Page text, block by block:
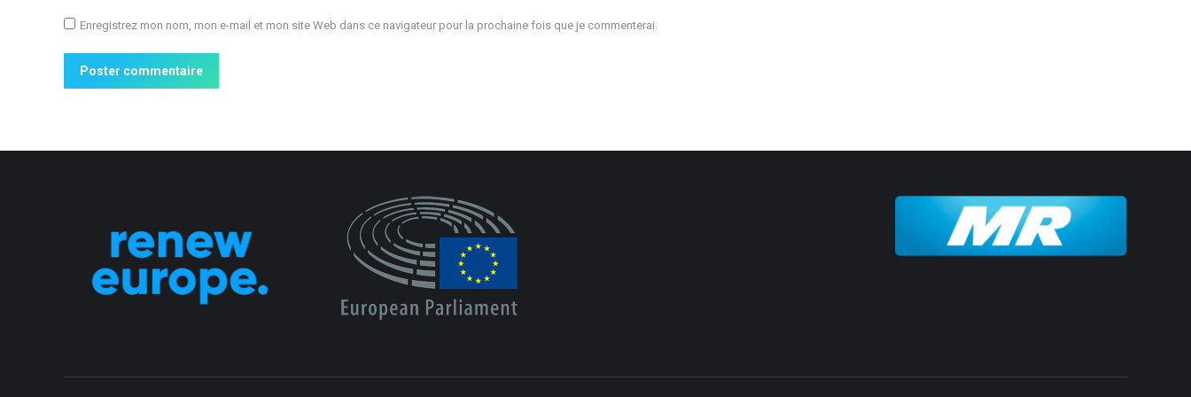
Enregistrez mon nom, mon e-mail et mon site Web dans ce navigateur pour la prochaine fois que je commenterai.
Poster commentaire